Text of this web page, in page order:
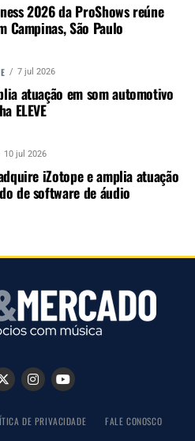
M&M
Mercado é uma
e divulgar o mercado e
para o music business,
áudio profissional,
Nós amamos o que
trabalho com a música.
AO VIVO
SISTEMA DE AUDIO
2026 da ProShows reúne
Campinas, São Paulo
7 jul 2026
atuação em som automotivo
ELEVE
10 jul 2026
iZotope e amplia atuação
de software de áudio
DE PRIVACIDADE FALE CONOSCO